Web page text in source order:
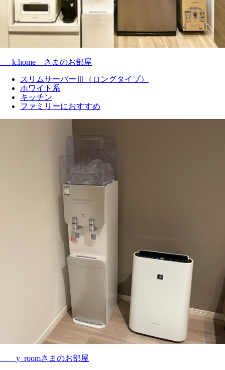
___k.home__さまのお部屋
スリムサーバーⅢ（ロングタイプ）
ホワイト系
キッチン
ファミリーにおすすめ
____y_roomさまのお部屋